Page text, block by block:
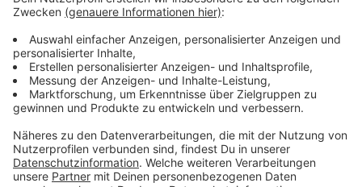
Festnahme in Berlin
Anzeige
In Leverkusen soll die ehemalige RAF-Terroristin
mutmaßlich mithilfe von Komplizen am 02. November
2004 brutal einen Supermarkt in Manfort überfallen
und dabei 160.000 Euro erbeutet haben. Klette war im
Februar in Berlin festgenommen worden, wo sie unter